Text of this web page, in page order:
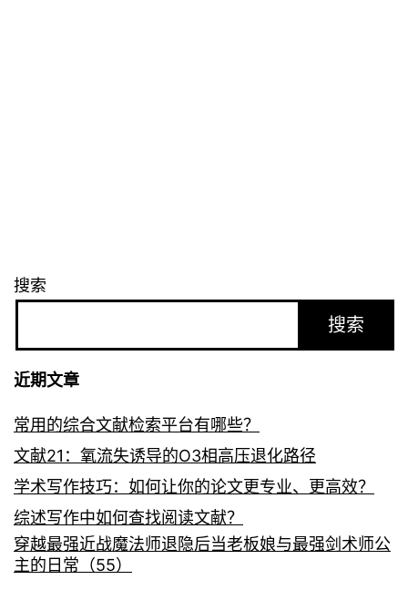
搜索
搜索
近期文章
常用的综合文献检索平台有哪些？
文献21：氧流失诱导的O3相高压退化路径
学术写作技巧：如何让你的论文更专业、更高效？
综述写作中如何查找阅读文献？
穿越最强近战魔法师退隐后当老板娘与最强剑术师公
主的日常（55）